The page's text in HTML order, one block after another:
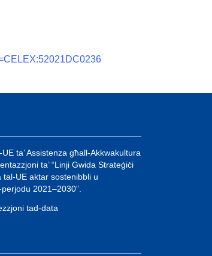
ta’ Assistenza għall-Akkwakultura
ta’ “Linji Gwida Strateġiċi
tal-UE aktar sostenibbli u
2021–2030”.
tad-data